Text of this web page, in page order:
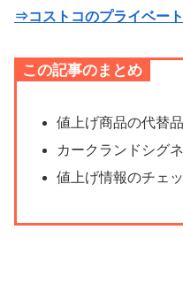
⇒コストコのプライベー
この記事のまとめ
値上げ商品の代替
カークランドシグ
値上げ情報のチェ